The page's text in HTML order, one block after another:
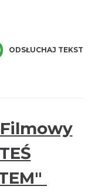
2026-08-16
ODSŁUCHAJ TEKST